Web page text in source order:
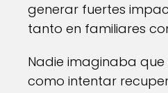
generar fuertes
tanto en familiares
Nadie imaginaba
como intentar